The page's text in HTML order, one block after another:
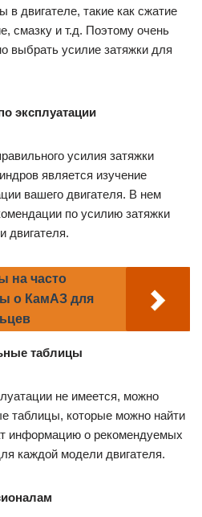
в двигателе, такие как сжатие
смазку и т.д. Поэтому очень
выбрать усилие затяжки для
эксплуатации
усилия затяжки
является изучение
вашего двигателя. В нем
по усилию затяжки
двигателя.
на часто
о КамАЗ для
таблицы
не имеется, можно
таблицы, которые можно найти
информацию о рекомендуемых
каждой модели двигателя.